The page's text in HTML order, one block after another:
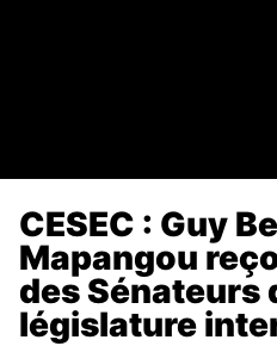
CESEC : Guy
Mapangou
des Sénateurs
législature